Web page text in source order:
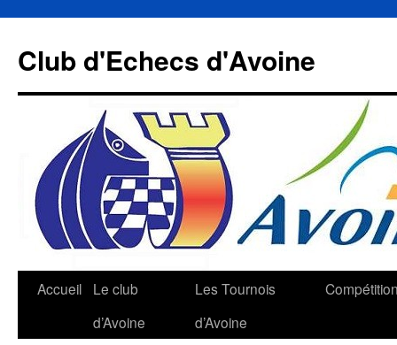
contenu
Club d'Echecs d'Avoine
Accueil
Le club
d’Avoine
Les Tournois
d’Avoine